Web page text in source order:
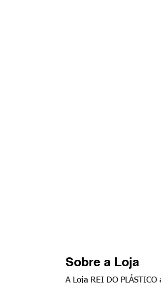
Sobre a Loja
A Loja REI DO